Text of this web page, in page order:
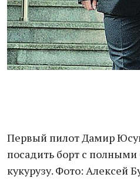
Первый пилот Дамир
посадить борт с
кукурузу. Фото: Алексей